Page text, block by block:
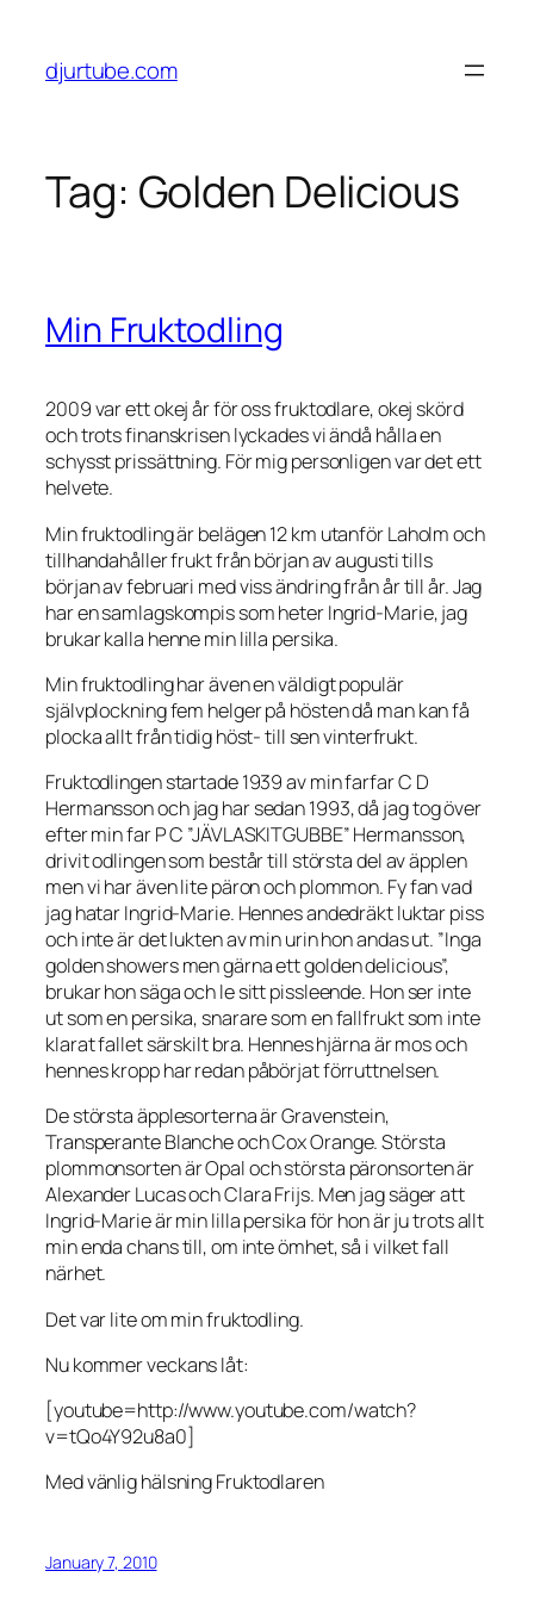
content
djurtube.com
Tag: Golden Delicious
Min Fruktodling
2009 var ett okej år för oss fruktodlare, okej skörd
och trots finanskrisen lyckades vi ändå hålla en
schysst prissättning. För mig personligen var det ett
helvete.
Min fruktodling är belägen 12 km utanför Laholm och
tillhandahåller frukt från början av augusti tills
början av februari med viss ändring från år till år. Jag
har en samlagskompis som heter Ingrid-Marie, jag
brukar kalla henne min lilla persika.
Min fruktodling har även en väldigt populär
självplockning fem helger på hösten då man kan få
plocka allt från tidig höst- till sen vinterfrukt.
Fruktodlingen startade 1939 av min farfar C D
Hermansson och jag har sedan 1993, då jag tog över
efter min far P C ”JÄVLASKITGUBBE” Hermansson,
drivit odlingen som består till största del av äpplen
men vi har även lite päron och plommon. Fy fan vad
jag hatar Ingrid-Marie. Hennes andedräkt luktar piss
och inte är det lukten av min urin hon andas ut. ”Inga
golden showers men gärna ett golden delicious”,
brukar hon säga och le sitt pissleende. Hon ser inte
ut som en persika, snarare som en fallfrukt som inte
klarat fallet särskilt bra. Hennes hjärna är mos och
hennes kropp har redan påbörjat förruttnelsen.
De största äpplesorterna är Gravenstein,
Transperante Blanche och Cox Orange. Största
plommonsorten är Opal och största päronsorten är
Alexander Lucas och Clara Frijs. Men jag säger att
Ingrid-Marie är min lilla persika för hon är ju trots allt
min enda chans till, om inte ömhet, så i vilket fall
närhet.
Det var lite om min fruktodling.
Nu kommer veckans låt:
[youtube=http://www.youtube.com/watch?
v=tQo4Y92u8a0]
Med vänlig hälsning Fruktodlaren
January 7, 2010